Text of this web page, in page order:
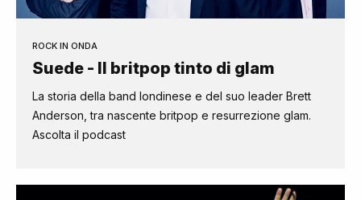
ROCK IN ONDA
Suede - Il britpop tinto di glam
La storia della band londinese e del suo leader Brett
Anderson, tra nascente britpop e resurrezione glam.
Ascolta il podcast